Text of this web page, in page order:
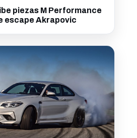
piezas M Performance
escape Akrapovic